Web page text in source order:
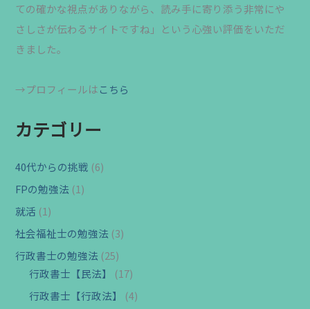
ての確かな視点がありながら、読み手に寄り添う非常にや
さしさが伝わるサイトですね」という心強い評価をいただ
きました。
→プロフィールはこちら
カテゴリー
40代からの挑戦 (6)
FPの勉強法 (1)
就活 (1)
社会福祉士の勉強法 (3)
行政書士の勉強法 (25)
行政書士【民法】
(17)
行政書士【行政法】
(4)